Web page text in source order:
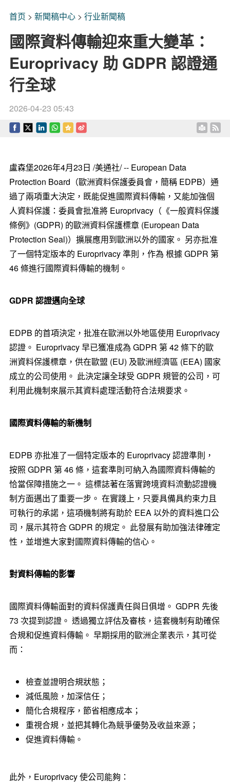
首页 > 新聞稿中心> 行业新聞稿
國際資料傳輸迎來重大變革：
Europrivacy 助 GDPR 認證通
行全球
2026-04-23 05:43
盧森堡2026年4月23日 /美通社/ -- European Data
Protection Board（歐洲資料保護委員會，簡稱 EDPB）通
過了兩項重大決定，既能促進國際資料傳輸，又能加強個
人資料保護：委員會批准將 Europrivacy（《一般資料保護
條例》(GDPR) 的歐洲資料保護標章 (European Data
Protection Seal)）擴展應用到歐洲以外的國家。 另亦批准
了一個特定版本的 Europrivacy 準則，作為 根據 GDPR 第
46 條進行國際資料傳輸的機制。
GDPR 認證邁向全球
EDPB 的首項決定，批准在歐洲以外地區使用 Europrivacy
認證。 Europrivacy 早已獲准成為 GDPR 第 42 條下的歐
洲資料保護標章，供在歐盟 (EU) 及歐洲經濟區 (EEA) 國家
成立的公司使用。 此決定讓全球受 GDPR 規管的公司，可
利用此機制來展示其資料處理活動符合法規要求。
國際資料傳輸的新機制
EDPB 亦批准了一個特定版本的 Europrivacy 認證準則，
按照 GDPR 第 46 條，這套準則可納入為國際資料傳輸的
恰當保障措施之一。 這標誌著在落實跨境資料流動認證機
制方面邁出了重要一步。 在實踐上，只要具備具約束力且
可執行的承諾，這項機制將有助於 EEA 以外的資料進口公
司，展示其符合 GDPR 的規定。 此發展有助加強法律確定
性，並增進大家對國際資料傳輸的信心。
對資料傳輸的影響
國際資料傳輸面對的資料保護責任與日俱增。 GDPR 先後
73 次提到認證。 透過獨立評估及審核，這套機制有助確保
合規和促進資料傳輸。 早期採用的歐洲企業表示，其可從
而：
檢查並證明合規狀態；
減低風險，加深信任；
簡化合規程序，節省相應成本；
重視合規，並把其轉化為競爭優勢及收益來源；
促進資料傳輸。
此外，Europrivacy 使公司能夠：